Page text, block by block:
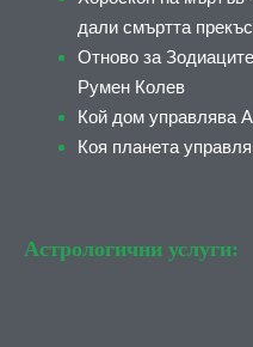
дали смъртта
Отново за
Румен Колев
Кой дом управлява
Коя планета
Астрологични услуги: